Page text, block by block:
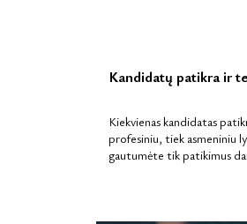
Kandidatų patikra ir
Kiekvienas kandidatas
profesiniu, tiek asmeniniu
gautumėte tik patikimus